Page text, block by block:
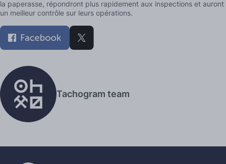
la paperasse, répondront plus rapidement aux inspections et auront
un meilleur contrôle sur leurs opérations.
Tachogram team